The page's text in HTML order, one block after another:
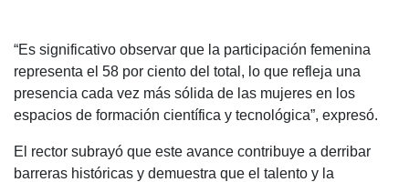
“Es significativo observar que la participación femenina
representa el 58 por ciento del total, lo que refleja una
presencia cada vez más sólida de las mujeres en los
espacios de formación científica y tecnológica”, expresó.
El rector subrayó que este avance contribuye a derribar
barreras históricas y demuestra que el talento y la